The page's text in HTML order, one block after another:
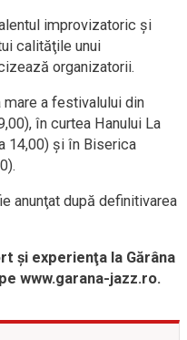
improvizatoric şi
calităţile unui
organizatorii.
a festivalului din
în curtea Hanului La
14,00) şi în Biserica
anunţat după definitivarea
şi experienţa la Gărâna
www.garana-jazz.ro.